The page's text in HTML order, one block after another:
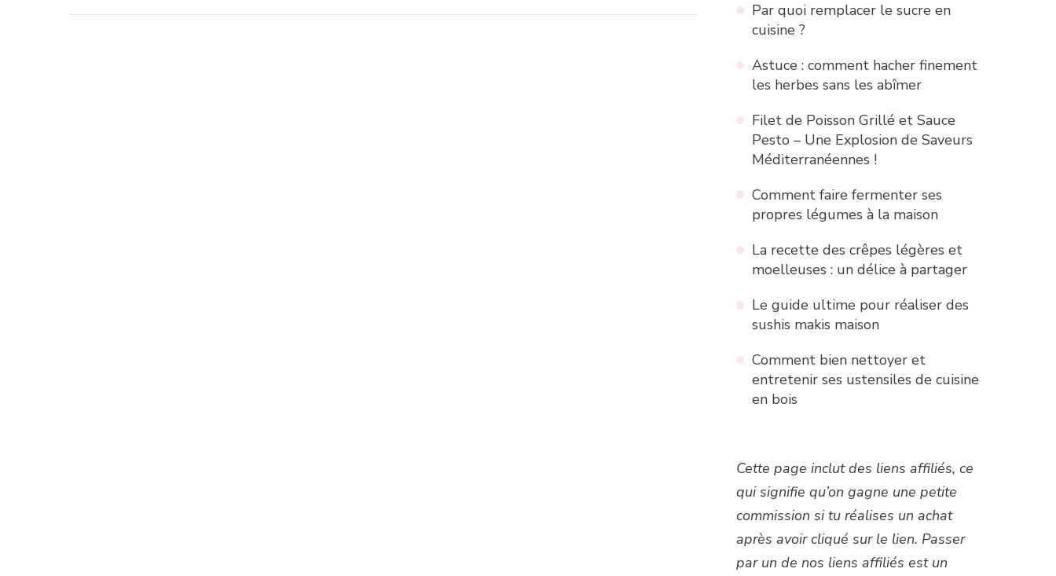
Par quoi remplacer le sucre en
cuisine ?
Astuce : comment hacher finement
les herbes sans les abîmer
Filet de Poisson Grillé et Sauce
Pesto – Une Explosion de Saveurs
Méditerranéennes !
Comment faire fermenter ses
propres légumes à la maison
La recette des crêpes légères et
moelleuses : un délice à partager
Le guide ultime pour réaliser des
sushis makis maison
Comment bien nettoyer et
entretenir ses ustensiles de cuisine
en bois
Cette page inclut des liens affiliés, ce
qui signifie qu’on gagne une petite
commission si tu réalises un achat
après avoir cliqué sur le lien. Passer
par un de nos liens affiliés est un